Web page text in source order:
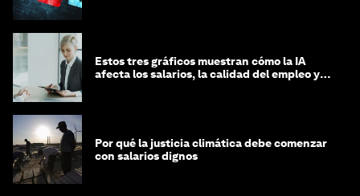
Estos tres gráficos muestran cómo la IA
afecta los salarios, la calidad del empleo y
Por qué la justicia climática debe comenzar
con salarios dignos